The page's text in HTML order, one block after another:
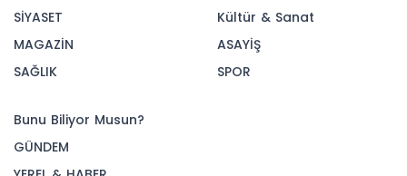
SİYASET
MAGAZİN
SAĞLIK
Kültür & Sanat
ASAYİŞ
SPOR
Bunu Biliyor Musun?
GÜNDEM